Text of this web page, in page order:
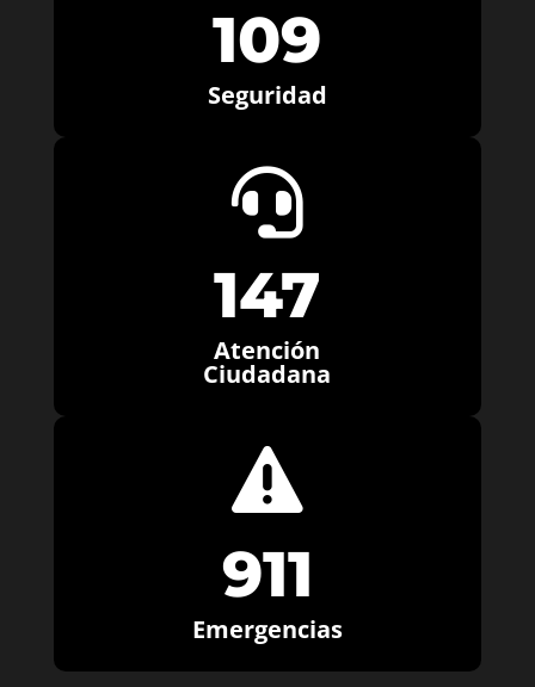
109
Seguridad

147
Atención
Ciudadana

911
Emergencias